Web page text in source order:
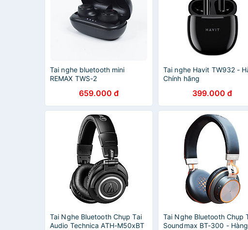
Tai nghe bluetooth mini
REMAX TWS-2
659.000 đ
Tai nghe Havit TW932 -
Chính hãng
399.000 đ
Tai Nghe Bluetooth Chụp Tai
Audio Technica ATH-M50xBT
Tai Nghe Bluetooth Chụp
Soundmax BT-300 - Hàng